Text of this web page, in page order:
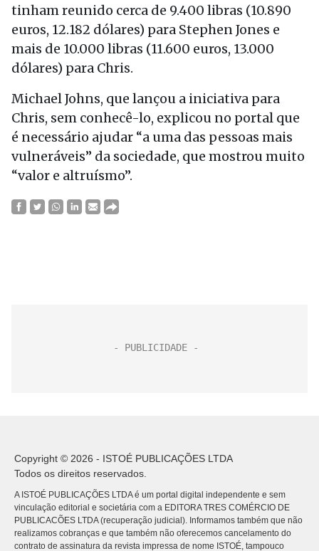
tinham reunido cerca de 9.400 libras (10.890
euros, 12.182 dólares) para Stephen Jones e
mais de 10.000 libras (11.600 euros, 13.000
dólares) para Chris.
Michael Johns, que lançou a iniciativa para
Chris, sem conhecê-lo, explicou no portal que
é necessário ajudar “a uma das pessoas mais
vulneráveis” da sociedade, que mostrou muito
“valor e altruísmo”.
Copyright © 2026 - ISTOÉ PUBLICAÇÕES LTDA
Todos os direitos reservados.
A ISTOÉ PUBLICAÇÕES LTDA é um portal digital independente e sem
vinculação editorial e societária com a EDITORA TRES COMÉRCIO DE
PUBLICACÕES LTDA (recuperação judicial). Informamos também que não
realizamos cobranças e que também não oferecemos cancelamento do
contrato de assinatura da revista impressa de nome ISTOÉ, tampouco